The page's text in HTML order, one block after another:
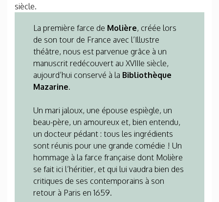
siècle.
La première farce de Molière, créée lors
de son tour de France avec l’Illustre
théâtre, nous est parvenue grâce à un
manuscrit redécouvert au XVIIIe siècle,
aujourd’hui conservé à la Bibliothèque
Mazarine.
Un mari jaloux, une épouse espiègle, un
beau-père, un amoureux et, bien entendu,
un docteur pédant : tous les ingrédients
sont réunis pour une grande comédie ! Un
hommage à la farce française dont Molière
se fait ici l’héritier, et qui lui vaudra bien des
critiques de ses contemporains à son
retour à Paris en 1659.